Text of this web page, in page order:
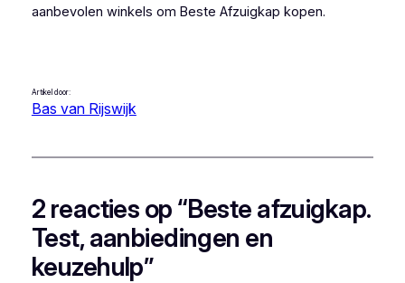
aanbevolen winkels om Beste Afzuigkap kopen.
Artikel door:
Bas van Rijswijk
2 reacties op “Beste afzuigkap.
Test, aanbiedingen en
keuzehulp”